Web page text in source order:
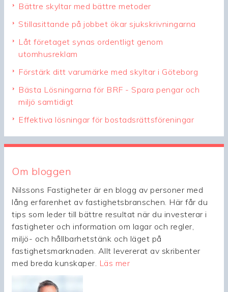
Bättre skyltar med bättre metoder
Stillasittande på jobbet ökar sjukskrivningarna
Låt företaget synas ordentligt genom
utomhusreklam
Förstärk ditt varumärke med skyltar i Göteborg
Bästa Lösningarna för BRF - Spara pengar och
miljö samtidigt
Effektiva lösningar för bostadsrättsföreningar
Om bloggen
Nilssons Fastigheter är en blogg av personer med
lång erfarenhet av fastighetsbranschen. Här får du
tips som leder till bättre resultat när du investerar i
fastigheter och information om lagar och regler,
miljö- och hållbarhetstänk och läget på
fastighetsmarknaden. Allt levererat av skribenter
med breda kunskaper. Läs mer